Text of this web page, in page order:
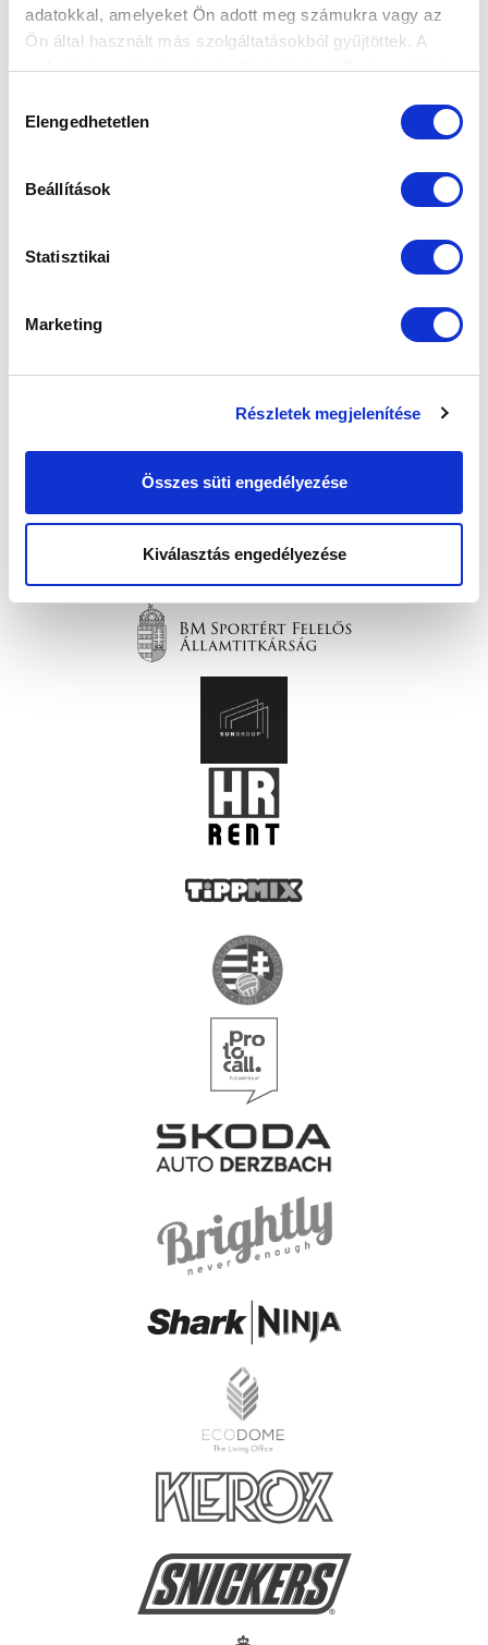
adatokkal, amelyeket Ön adott meg számukra vagy az
Ön által használt más szolgáltatásokból gyűjtöttek. A
weboldalon való böngészés folytatásával Ön hozzájárul a
kiválasztása
Elengedhetetlen
Beállítások
Statisztikai
Marketing
Részletek megjelenítése
Összes süti engedélyezése
Kiválasztás engedélyezése
FELIRATKOZOM